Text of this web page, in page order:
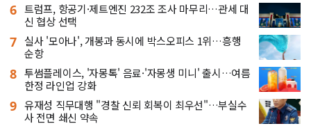
6 트럼프, 항공기·제트엔진 232조 조사 마무리…관세 대
신 협상 선택
7 실사 '모아나', 개봉과 동시에 박스오피스 1위…흥행
순항
8 투썸플레이스, '자몽톡' 음료·'자몽생 미니' 출시…여름
한정 라인업 강화
9 유재성 직무대행 "경찰 신뢰 회복이 최우선"…부실수
사 전면 쇄신 약속